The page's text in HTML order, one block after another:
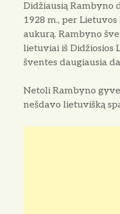
Didžiausią Rambyno
1928 m., per
aukurą. Rambyno
lietuviai iš Didžio­sios
šventes dau­giausia
Netoli Rambyno
nešdavo lietuvišką